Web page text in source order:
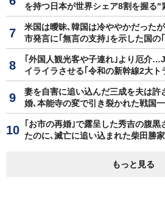
を持つ日本が世界シェア8割を握る"
米国は曖昧､韓国は冷ややかだった
市発言に｢無言の支持｣を示した国の
｢外国人観光客や子連れ｣より厄介
イライラさせる｢令和の新幹線2大ト
妻を自害に追い込んだ三成を夫は
婚､本能寺の変で引き裂かれた戦国
｢お市の再婚｣で露呈した秀吉の腹
たのに､滅亡に追い込まれた柴田勝
もっと見る